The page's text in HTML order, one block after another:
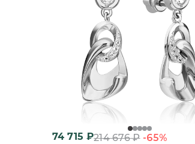
74 715 ₽214 676₽ -65%